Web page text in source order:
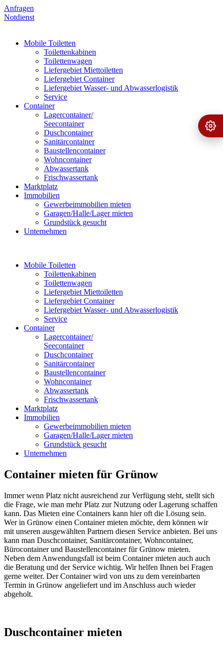
Anfragen
Notdienst
Mobile Toiletten
Toilettenkabinen
Toilettenwagen
Liefergebiet Miettoiletten
Liefergebiet Container
Liefergebiet Wasser- und Abwasserlogistik
Service
Container
Lagercontainer/
Seecontainer
Duschcontainer
Sanitärcontainer
Baustellencontainer
Wohncontainer
Abwassertank
Frischwassertank
Marktplatz
Immobilien
Gewerbeimmobilien mieten
Garagen/Halle/Lager mieten
Grundstück gesucht
Unternehmen
Mobile Toiletten
Toilettenkabinen
Toilettenwagen
Liefergebiet Miettoiletten
Liefergebiet Container
Liefergebiet Wasser- und Abwasserlogistik
Service
Container
Lagercontainer/
Seecontainer
Duschcontainer
Sanitärcontainer
Baustellencontainer
Wohncontainer
Abwassertank
Frischwassertank
Marktplatz
Immobilien
Gewerbeimmobilien mieten
Garagen/Halle/Lager mieten
Grundstück gesucht
Unternehmen
Container mieten für Grünow
Immer wenn Platz nicht ausreichend zur Verfügung steht, stellt sich
die Frage, wie man mehr Platz zur Nutzung oder Lagerung schaffen
kann. Das Mieten eine Containers kann hier oft die Lösung sein.
Wer in Grünow einen Container mieten möchte, dem können wir
mit unseren ausgewählten Partnern diesen Service anbieten. Bei uns
kann man Duschcontainer, Sanitärcontainer, Wohncontainer,
Bürocontainer und Baustellencontainer für Grünow mieten.
Neben dem Anwendungsfall ist beim Container mieten auch auch
die Beratung und der Service wichtig. Wir helfen Ihnen bei Fragen
gerne weiter. Der Container wird von uns zu dem vereinbarten
Termin in Grünow angeliefert und im Anschluss auch wieder
abgeholt.
Duschcontainer mieten
›